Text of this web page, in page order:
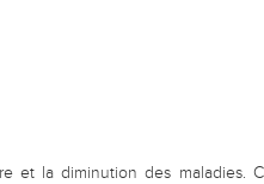
et la diminution des maladies.